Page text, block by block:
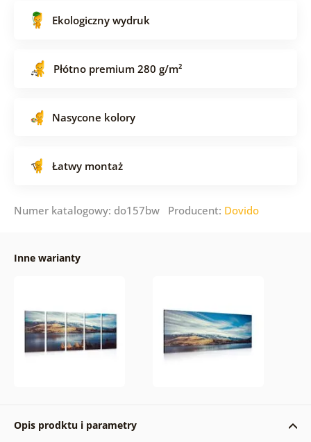
Ekologiczny wydruk
Płótno premium 280 g/m²
Nasycone kolory
Łatwy montaż
Numer katalogowy: do157bw Producent: Dovido
Inne warianty
Opis prodktu i parametry